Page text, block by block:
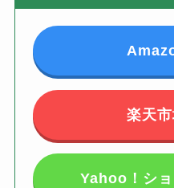
楽天
Yahoo！シ